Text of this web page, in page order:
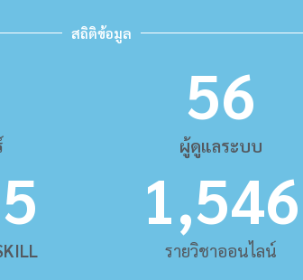
สถิติข้อมูล
ผู้ดูแลระบบ
56
รายวิชาออนไลน์
1,546